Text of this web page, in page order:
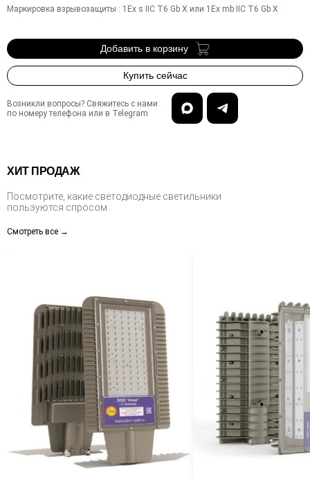
Маркировка взрывозащиты : 1Ex s IIC T6 Gb X или 1Ex mb IIC T6 Gb X
Добавить в корзину
Купить сейчас
Возникли вопросы? Свяжитесь с нами
по номеру телефона или в Telegram
ХИТ ПРОДАЖ
Посмотрите, какие светодиодные светильники
пользуются спросом
Смотреть все →